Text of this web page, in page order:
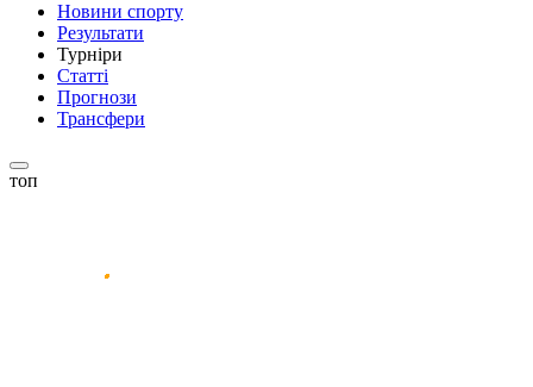
Новини спорту
Результати
Турніри
Статті
Прогнози
Трансфери
топ